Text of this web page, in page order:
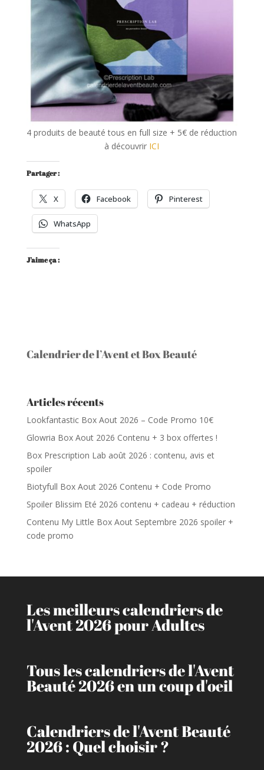
4 produits de beauté tous en full size + 5€ de réduction
à découvrir ICI
Partager :
X Facebook Pinterest
WhatsApp
J’aime ça :
Calendrier de l’Avent et Box Beauté
Articles récents
Lookfantastic Box Aout 2026 – Code Promo 10€
Glowria Box Aout 2026 Contenu + 3 box offertes !
Box Prescription Lab août 2026 : contenu, avis et
spoiler
Biotyfull Box Aout 2026 Contenu + Code Promo
Spoiler Blissim Eté 2026 contenu + cadeau + réduction
Contenu My Little Box Aout Septembre 2026 spoiler +
code promo
Les meilleurs calendriers de
l'Avent 2026 pour Adultes
Tous les calendriers de l'Avent
Beauté 2026 en un coup d'oeil
Calendriers de l'Avent Beauté
2026 : Quel choisir ?